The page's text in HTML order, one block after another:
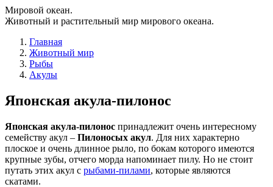
Мировой океан.
Животный и растительный мир мирового океана.
Главная
Животный мир
Рыбы
Акулы
Японская акула-пилонос
Японская акула-пилонос принадлежит очень интересному
семейству акул – Пилоносых акул. Для них характерно
плоское и очень длинное рыло, по бокам которого имеются
крупные зубы, отчего морда напоминает пилу. Но не стоит
путать этих акул с рыбами-пилами, которые являются
скатами.